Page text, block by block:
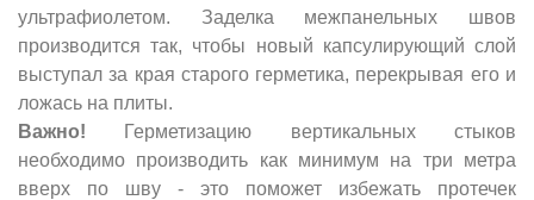
ультрафиолетом. Заделка межпанельных швов
производится так, чтобы новый капсулирующий слой
выступал за края старого герметика, перекрывая его и
ложась на плиты.
Важно! Герметизацию вертикальных стыков
необходимо производить как минимум на три метра
вверх по шву - это поможет избежать протечек